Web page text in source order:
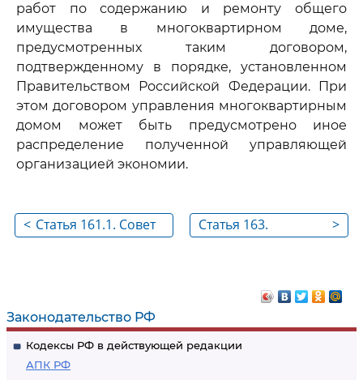
Законодательство РФ
Кодексы РФ в действующей редакции
АПК РФ
работ по содержанию и ремонту общего
имущества в многоквартирном доме,
предусмотренных таким договором,
подтвержденному в порядке, установленном
Правительством Российской Федерации. При
этом договором управления многоквартирным
домом может быть предусмотрено иное
распределение полученной управляющей
организацией экономии.
< Статья 161.1. Совет
>
Статья 163.
находящимся в
государственной
или